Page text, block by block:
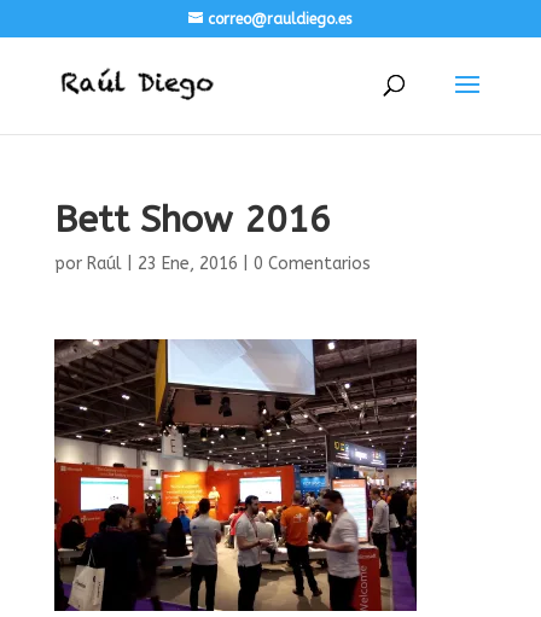
correo@rauldiego.es
Bett Show 2016
por Raúl| 23 Ene, 2016 0 Comentarios